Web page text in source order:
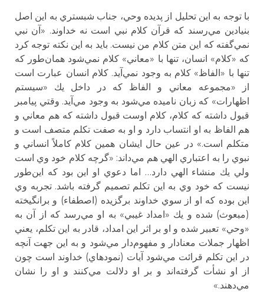
با توجه به اين تحليل از پديده وحي، جناب شبستري به اين اصل
بنيادين مي‌رسند كه قرآن كلام نبي است نه خداوند. «آن نبي
نمي‌گفته كه اين متن كلام من نيست. بايد به اين نكته توجه كرد
كه «كلام» انسان،‌ تنها با «معاني» كلام نمي‌شود همان‌طور كه
تنها با «الفاظ» كلام به وجود نمي‌آيد. كلام انسان عبارت است
از «مجموعه معاني و الفاظ كه در داخل يك «سيستم
اظهارات» كه زبان ناميده مي‌شود به وجود مي‌آيد. وقتي پيامبر
قبول داشته كه كلام، كلام اوست قبول داشته كه هم معاني و
هم الفاظ به او انتساب دارد و او به صفت تكلم متصف است و
متكلم است.» در عين حال ايشان همين كلام كاملاً انساني و
نبوي را به اعتباري الهي هم مي‌داند: «گرچه كلام خود وي است
ولي يك منشاء الهي دارد… اما دعوي او اين بود كه اين‌طور
نيست كه خود وي به اين تكلم تصميم گرفته باشد. تجربه وي
اين بوده كه او از سوي خداوند برگزيده (اصطفاء) و برانگيخته
(مبعوث) شده و يك «امداد غيبي» به او مي‌رسد كه از آن به
«وحي» تعبير شده و او بر اثر اين امداد، قادر به اين تكلم، يعني
اظهار جملات معنادار و مفهوم‌دار مي‌شود و به اين جهت آنچه
در اين تكلم قرائت مي‌شود آيات (نمودهاي) خداوند است چون
از او نشأت گرفته‌اند و بر او دلالت مي‌كنند و او را نشان
مي‌دهند.»